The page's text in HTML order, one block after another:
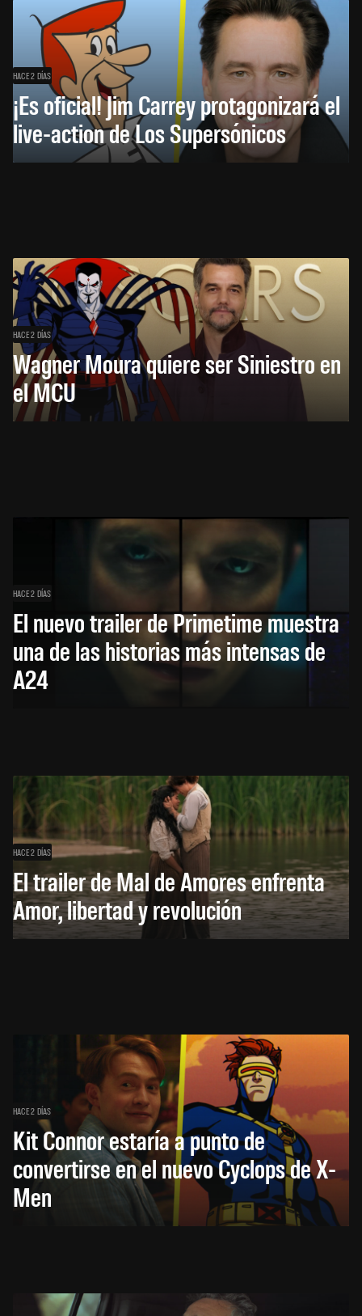
HACE 2 DÍAS
¡Es oficial! Jim Carrey protagonizará el
live-action de Los Supersónicos
HACE 2 DÍAS
Wagner Moura quiere ser Siniestro en
el MCU
HACE 2 DÍAS
El nuevo trailer de Primetime muestra
una de las historias más intensas de
A24
HACE 2 DÍAS
El trailer de Mal de Amores enfrenta
Amor, libertad y revolución
HACE 2 DÍAS
Kit Connor estaría a punto de
convertirse en el nuevo Cyclops de X-
Men